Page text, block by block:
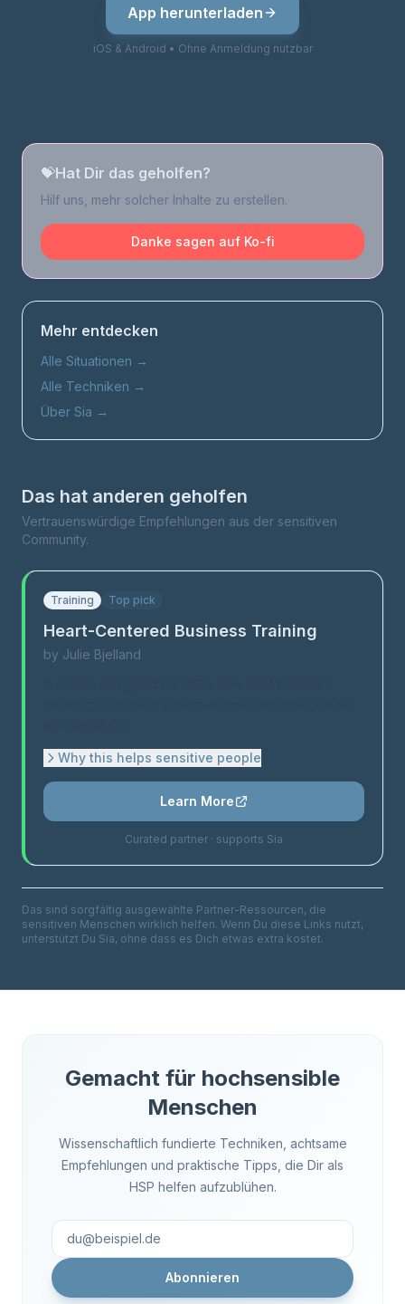
App herunterladen
iOS & Android • Ohne Anmeldung nutzbar
💝Hat Dir das geholfen?
Hilf uns, mehr solcher Inhalte zu erstellen.
Danke sagen auf Ko-fi
Mehr entdecken
Alle Situationen →
Alle Techniken →
Über Sia →
Das hat anderen geholfen
Vertrauenswürdige Empfehlungen aus der sensitiven
Community.
Training Top pick
Heart-Centered Business Training
by Julie Bjelland
Why this helps sensitive people
Learn More
Curated partner · supports Sia
Das sind sorgfältig ausgewählte Partner-Ressourcen, die
sensitiven Menschen wirklich helfen. Wenn Du diese Links nutzt,
unterstützt Du Sia, ohne dass es Dich etwas extra kostet.
Gemacht für hochsensible
Menschen
Wissenschaftlich fundierte Techniken, achtsame
Empfehlungen und praktische Tipps, die Dir als
HSP helfen aufzublühen.
Abonnieren